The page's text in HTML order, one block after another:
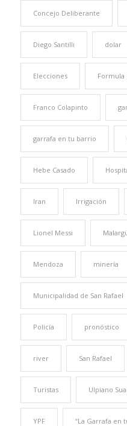
Concejo Deliberante
Diego Santilli dolar
Elecciones Formula
Franco Colapinto
garrafa en tu barrio
Hebe Casado
Iran Irrigación
Lionel Messi
Mendoza minería
Municipalidad de San Rafael
Policía pronóstico
river San Rafael
Turistas Ulpiano
YPF “La Garrafa en